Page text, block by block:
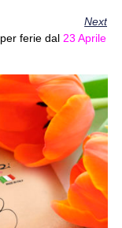
Next
ferie dal 23 Aprile